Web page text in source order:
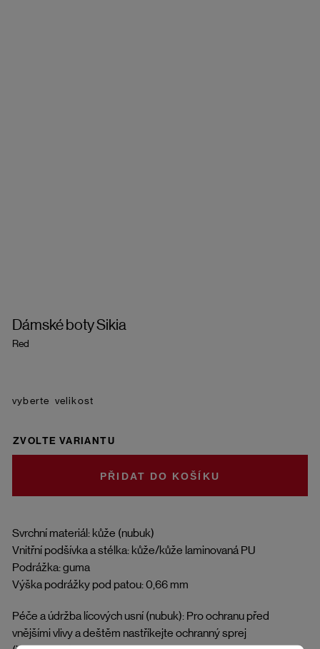
Dámské boty Sikia
Red
Svrchní materiál: kůže (nubuk)
Vnitřní podšívka a stélka: kůže/kůže laminovaná PU
Podrážka: guma
Výška podrážky pod patou: 0,66 mm
Péče a údržba lícových usní (nubuk): Pro ochranu před
vnějšími vlivy a deštěm nastříkejte ochranný sprej
velikost
ZVOLTE VARIANTU
DO KOŠÍKU